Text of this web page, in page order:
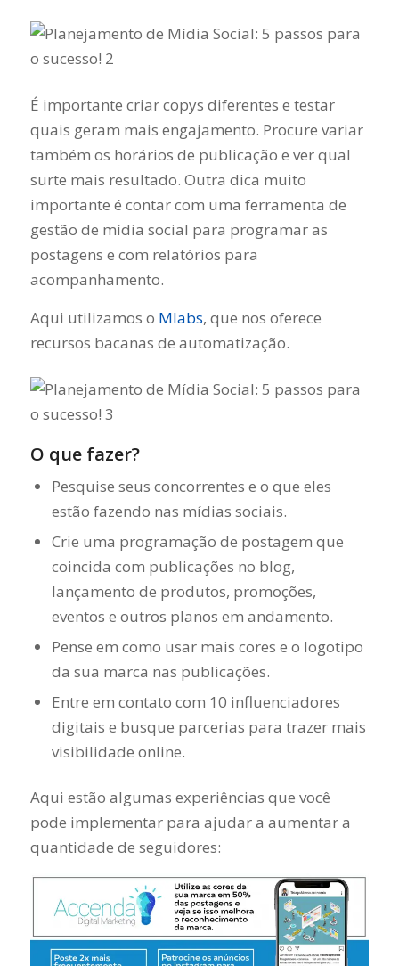
É importante criar copys diferentes e testar
quais geram mais engajamento. Procure variar
também os horários de publicação e ver qual
surte mais resultado. Outra dica muito
importante é contar com uma ferramenta de
gestão de mídia social para programar as
postagens e com relatórios para
acompanhamento.
Aqui utilizamos o Mlabs, que nos oferece
recursos bacanas de automatização.
O que fazer?
Pesquise seus concorrentes e o que eles
estão fazendo nas mídias sociais.
Crie uma programação de postagem que
coincida com publicações no blog,
lançamento de produtos, promoções,
eventos e outros planos em andamento.
Pense em como usar mais cores e o logotipo
da sua marca nas publicações.
Entre em contato com 10 influenciadores
digitais e busque parcerias para trazer mais
visibilidade online.
Aqui estão algumas experiências que você
pode implementar para ajudar a aumentar a
quantidade de seguidores: